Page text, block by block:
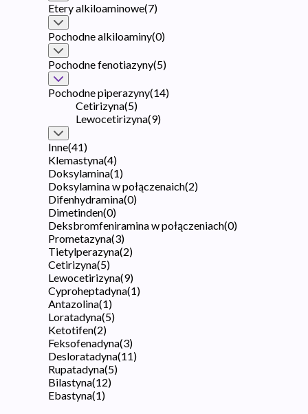
Etery alkiloaminowe(7)
Pochodne alkiloaminy(0)
Pochodne fenotiazyny(5)
Pochodne piperazyny(14)
Cetirizyna(5)
Lewocetirizyna(9)
Inne(41)
Klemastyna(4)
Doksylamina(1)
Doksylamina w połączenaich(2)
Difenhydramina(0)
Dimetinden(0)
Deksbromfeniramina w połączeniach(0)
Prometazyna(3)
Tietylperazyna(2)
Cetirizyna(5)
Lewocetirizyna(9)
Cyproheptadyna(1)
Antazolina(1)
Loratadyna(5)
Ketotifen(2)
Feksofenadyna(3)
Desloratadyna(11)
Rupatadyna(5)
Bilastyna(12)
Ebastyna(1)